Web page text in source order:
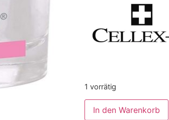
1 vorrätig
In den Warenkorb